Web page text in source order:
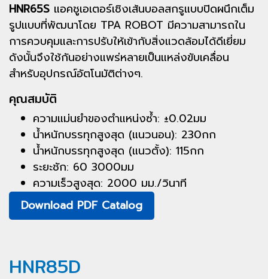
HNR65S แอคชูเอเตอร์เชิงเส้นบอลสกรูแบบปิดผนึกเต็ม
รูปแบบที่พัฒนาโดย TPA ROBOT มีความสามารถใน
การควบคุมและการปรับให้เข้ากับสิ่งแวดล้อมได้ดีเยี่ยม
ดังนั้นจึงใช้กันอย่างแพร่หลายเป็นแหล่งขับเคลื่อน
สำหรับอุปกรณ์อัตโนมัติต่างๆ.
คุณสมบัติ
ความแม่นยำของตำแหน่งซ้ำ: ±0.02มม
น้ำหนักบรรทุกสูงสุด (แนวนอน): 230กก
น้ำหนักบรรทุกสูงสุด (แนวตั้ง): 115กก
ระยะชัก: 60 3000มม
ความเร็วสูงสุด: 2000 มม./วินาที
Download PDF Catalog
HNR85D